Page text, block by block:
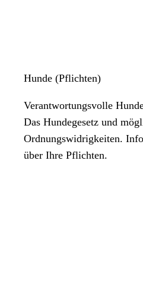
Hunde (Pflichten)
Verantwortungsvolle
Das Hundegesetz und
Ordnungswidrigkeiten.
über Ihre Pflichten.